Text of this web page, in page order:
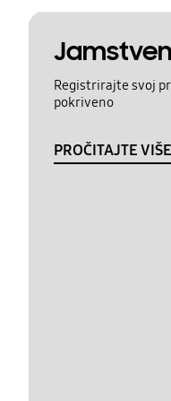
Registrirajte svoj
pokriveno
PROČITAJTE VIŠE